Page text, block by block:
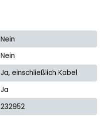
Nein
Nein
Ja, einschließlich Kabel
Ja
232952